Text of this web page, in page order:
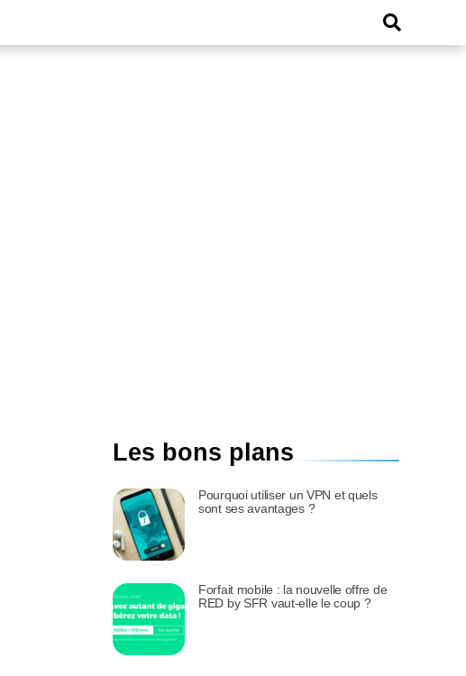
Les bons plans
Pourquoi utiliser un VPN et quels
sont ses avantages ?
Forfait mobile : la nouvelle offre de
RED by SFR vaut-elle le coup ?